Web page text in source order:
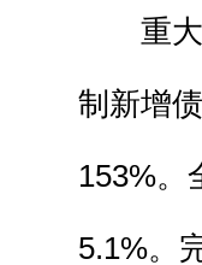
重大
制新增
153%。
5.1%。